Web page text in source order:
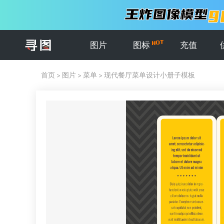
图片 图标 充值
首页 > 图片 > 菜单 > 现代餐厅菜单设计小册子模板